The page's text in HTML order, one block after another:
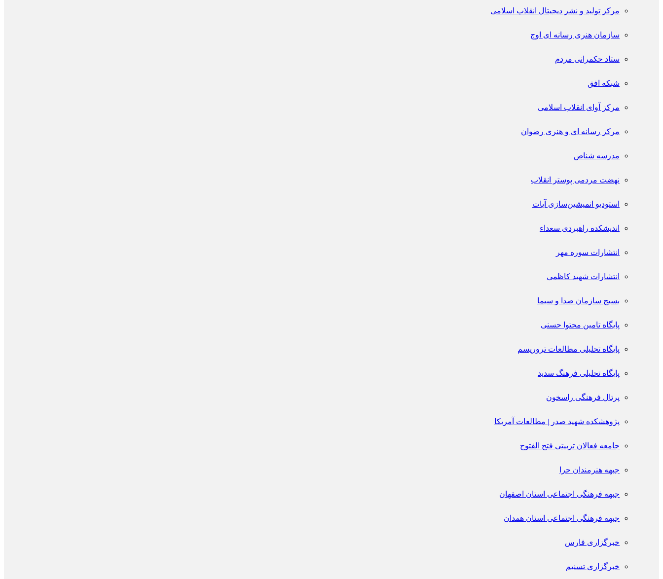
مرکز تولید و نشر دیجیتال انقلاب اسلامی
سازمان هنری رسانه ای اوج
ستاد حکمرانی مردم
شبکه افق
مرکز آوای انقلاب اسلامی
مرکز رسانه ای و هنری رضوان
مدرسه شناص
نهضت مردمی پوستر انقلاب
استودیو انمیشین‌سازی آیات
اندیشکده راهبردی سعداء
انتشارات سوره مهر
انتشارات شهید کاظمی
بسیج سازمان صدا و سیما
پایگاه تامین محتوا حسنی
پایگاه تحلیلی مطالعات تروریسم
پایگاه تحلیلی فرهنگ سدید
پرتال فرهنگی راسخون
پژوهشکده شهید صدر | مطالعات آمریکا
جامعه فعالان تربیتی فتح الفتوح
جبهه هنرمندان حرا
جبهه فرهنگی اجتماعی استان اصفهان
جبهه فرهنگی اجتماعی استان همدان
خبرگزاری فارس
خبرگزاری تسنیم